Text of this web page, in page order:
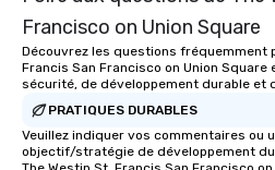
Francisco on Union Square
Découvrez les questions fréquemment
Francis San Francisco on Union
sécurité, de développement durable et
PRATIQUES DURABLES
Veuillez indiquer vos commentaires ou
objectif/stratégie de développement